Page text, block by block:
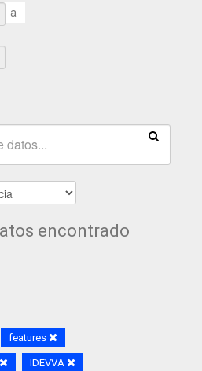
a
encontrado
features
IDEVVA